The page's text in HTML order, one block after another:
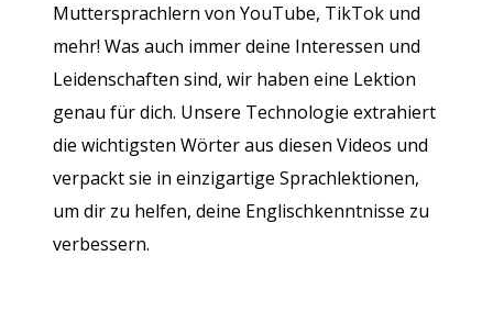
Muttersprachlern von YouTube, TikTok und
mehr! Was auch immer deine Interessen und
Leidenschaften sind, wir haben eine Lektion
genau für dich. Unsere Technologie extrahiert
die wichtigsten Wörter aus diesen Videos und
verpackt sie in einzigartige Sprachlektionen,
um dir zu helfen, deine Englischkenntnisse zu
verbessern.